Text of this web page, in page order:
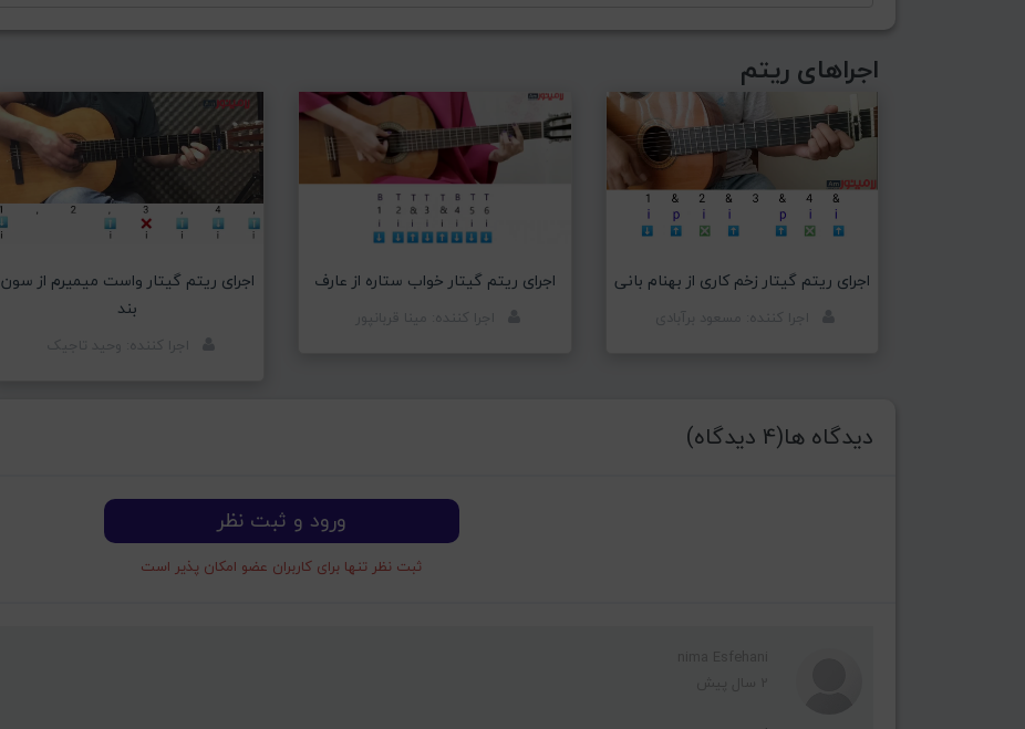
اجراهای ریتم
اجرای ریتم گیتار زخم کاری از بهنام بانی اجرای ریتم گیتار خواب ستاره از عارف
اجرای ریتم گیتار واست میمیرم از سون
بند
دیدگاه ها(4 دیدگاه)
ورود و ثبت نظر
ثبت نظر تنها برای کاربران عضو امکان پذیر است